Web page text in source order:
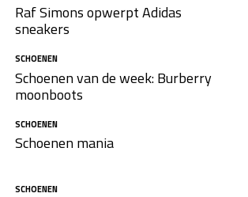
Raf Simons opwerpt Adidas
sneakers
SCHOENEN
Schoenen van de week: Burberry
moonboots
SCHOENEN
Schoenen mania
SCHOENEN